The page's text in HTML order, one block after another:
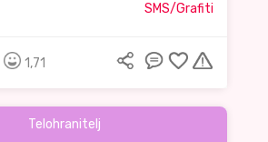
SMS/Grafiti
1,71
Telohranitelj